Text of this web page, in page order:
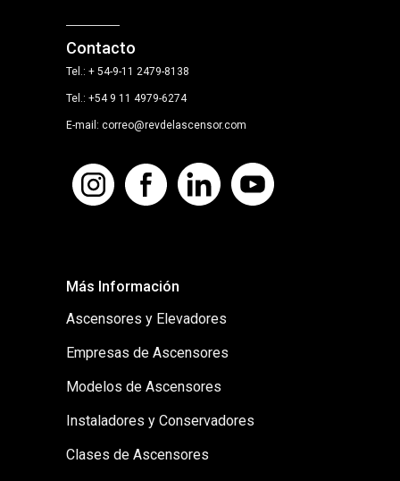
Contacto
Tel.: + 54-9-11 2479-8138
Tel.: +54 9 11 4979-6274
E-mail: correo@revdelascensor.com
Más Información
Ascensores y Elevadores
Empresas de Ascensores
Modelos de Ascensores
Instaladores y Conservadores
Clases de Ascensores